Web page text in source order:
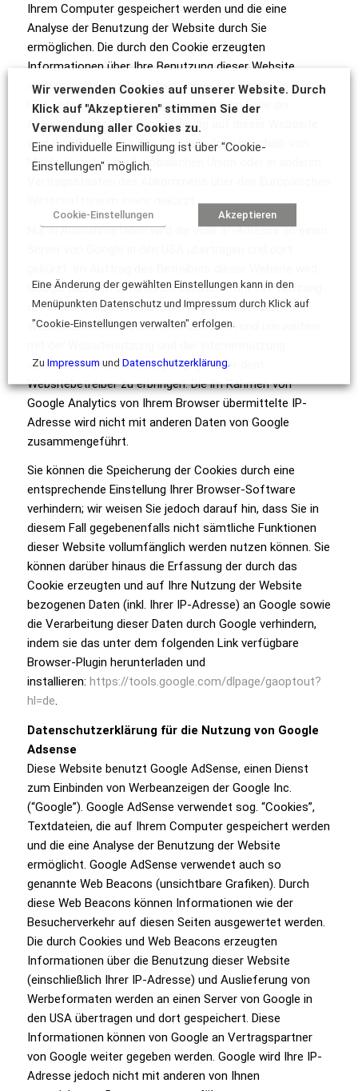
Ihrem Computer gespeichert werden und die eine
Analyse der Benutzung der Website durch Sie
ermöglichen. Die durch den Cookie erzeugten
Informationen über Ihre Benutzung dieser Website
werden in der Regel an einen Server von Google in den
USA übertragen und dort gespeichert. Im Falle der
Aktivierung der IP-Anonymisierung auf dieser Webseite
wird Ihre IP-Adresse von Google jedoch innerhalb von
Mitgliedstaaten der Europäischen Union oder in anderen
Nur in Ausnahmefällen wird die volle IP-Adresse an einen
Google diese Informationen benutzen, um Ihre Nutzung
der Website auszuwerten, um Reports über die
Websiteaktivitäten zusammenzustellen und um weitere
verbundene Dienstleistungen gegenüber dem
Websitebetreiber zu erbringen. Die im Rahmen von
Google Analytics von Ihrem Browser übermittelte IP-
Adresse wird nicht mit anderen Daten von Google
zusammengeführt.
Sie können die Speicherung der Cookies durch eine
entsprechende Einstellung Ihrer Browser-Software
verhindern; wir weisen Sie jedoch darauf hin, dass Sie in
diesem Fall gegebenenfalls nicht sämtliche Funktionen
dieser Website vollumfänglich werden nutzen können. Sie
können darüber hinaus die Erfassung der durch das
Cookie erzeugten und auf Ihre Nutzung der Website
bezogenen Daten (inkl. Ihrer IP-Adresse) an Google sowie
die Verarbeitung dieser Daten durch Google verhindern,
indem sie das unter dem folgenden Link verfügbare
Browser-Plugin herunterladen und
installieren: https://tools.google.com/dlpage/gaoptout?
hl=de.
Datenschutzerklärung für die Nutzung von Google
Adsense
Diese Website benutzt Google AdSense, einen Dienst
zum Einbinden von Werbeanzeigen der Google Inc.
(“Google”). Google AdSense verwendet sog. “Cookies”,
Textdateien, die auf Ihrem Computer gespeichert werden
und die eine Analyse der Benutzung der Website
ermöglicht. Google AdSense verwendet auch so
genannte Web Beacons (unsichtbare Grafiken). Durch
diese Web Beacons können Informationen wie der
Besucherverkehr auf diesen Seiten ausgewertet werden.
Die durch Cookies und Web Beacons erzeugten
Informationen über die Benutzung dieser Website
(einschließlich Ihrer IP-Adresse) und Auslieferung von
Werbeformaten werden an einen Server von Google in
den USA übertragen und dort gespeichert. Diese
Informationen können von Google an Vertragspartner
von Google weiter gegeben werden. Google wird Ihre IP-
Adresse jedoch nicht mit anderen von Ihnen
Wir verwenden Cookies auf unserer Website. Durch
Klick auf "Akzeptieren" stimmen Sie der
Verwendung aller Cookies zu.
Eine individuelle Einwilligung ist über "Cookie-
Einstellungen" möglich.
Cookie-Einstellungen Akzeptieren
Eine Änderung der gewählten Einstellungen kann in den
Menüpunkten Datenschutz und Impressum durch Klick auf
"Cookie-Einstellungen verwalten" erfolgen.
Zu Impressum und Datenschutzerklärung.